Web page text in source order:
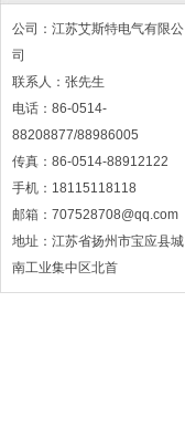
公司：江苏艾斯特电气有限公
司
联系人：张先生
电话：86-0514-
88208877/88986005
传真：86-0514-88912122
手机：18115118118
邮箱：707528708@qq.com
地址：江苏省扬州市宝应县城
南工业集中区北首